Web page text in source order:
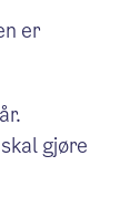
er
gjøre